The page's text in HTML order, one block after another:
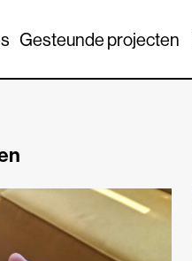
Gesteunde projecten